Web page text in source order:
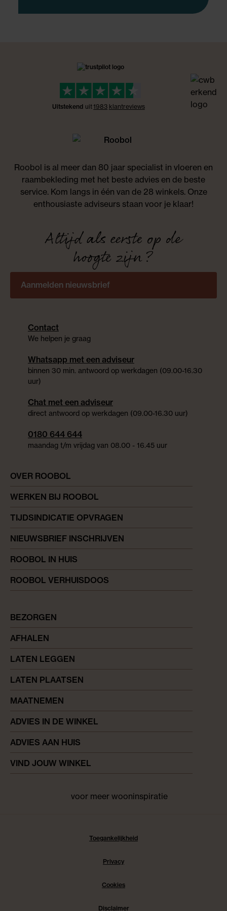
Roobol is al meer dan 80 jaar specialist in vloeren en
raambekleding met het beste advies en de beste
service. Kom langs in één van de 28 winkels. Onze
enthousiaste adviseurs staan voor je klaar!
Altijd als eerste op de
hoogte zijn?
Aanmelden nieuwsbrief
OVER ROOBOL
WERKEN BIJ ROOBOL
TIJDSINDICATIE OPVRAGEN
NIEUWSBRIEF INSCHRIJVEN
ROOBOL IN HUIS
ROOBOL VERHUISDOOS
BEZORGEN
AFHALEN
LATEN LEGGEN
LATEN PLAATSEN
MAATNEMEN
ADVIES IN DE WINKEL
ADVIES AAN HUIS
VIND JOUW WINKEL
Contact
We helpen je graag
Whatsapp met een adviseur
binnen 30 min. antwoord op werkdagen (09.00-16.30
uur)
Chat met een adviseur
direct antwoord op werkdagen (09.00-16.30 uur)
0180 644 644
maandag t/m vrijdag van 08.00 - 16.45 uur
voor meer wooninspiratie
Uitstekend uit 1983 klantreviews
Toegankelijkheid
Privacy
Cookies
Disclaimer